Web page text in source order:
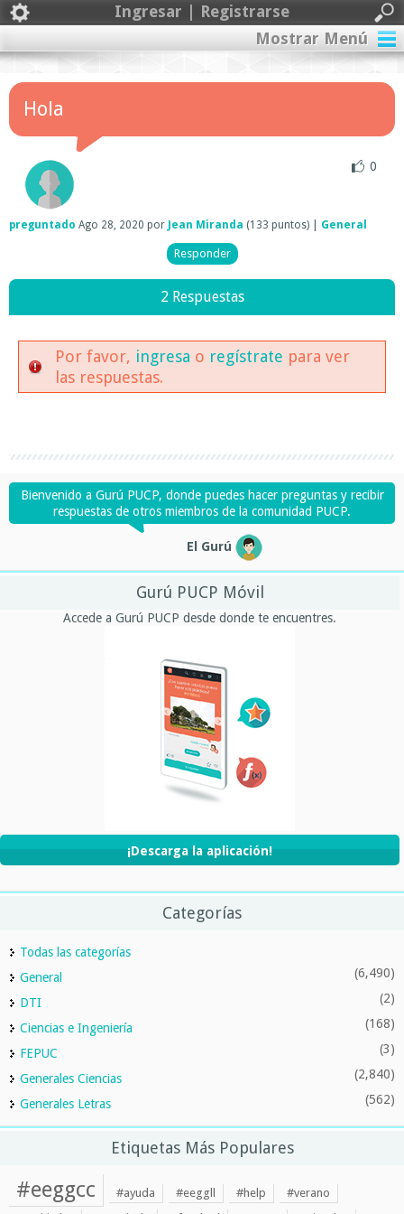
Ingresar | Registrarse
Mostrar Menú
Hola
0
preguntado Ago 28, 2020 por Jean Miranda (133 puntos) General
2 Respuestas
Por favor, ingresa o regístrate para ver
las respuestas.
Bienvenido a Gurú PUCP, donde puedes hacer preguntas y recibir
respuestas de otros miembros de la comunidad PUCP.
El Gurú
Gurú PUCP Móvil
Accede a Gurú PUCP desde donde te encuentres.
¡Descarga la aplicación!
Categorías
Todas las categorías
General
(6,490)
DTI (2)
Ciencias e Ingeniería (168)
FEPUC (3)
Generales Ciencias (2,840)
Generales Letras (562)
Etiquetas Más Populares
#eeggcc #ayuda #eeggll #help
#verano